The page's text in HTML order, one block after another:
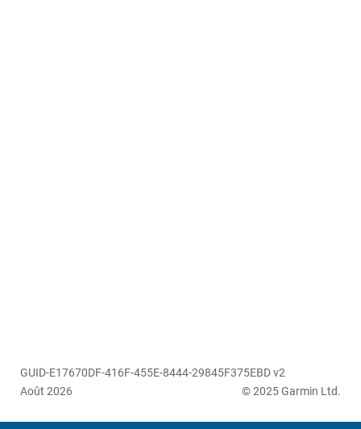
GUID-E17670DF-416F-455E-8444-29845F375EBD v2
Août 2026
© 2025 Garmin Ltd.